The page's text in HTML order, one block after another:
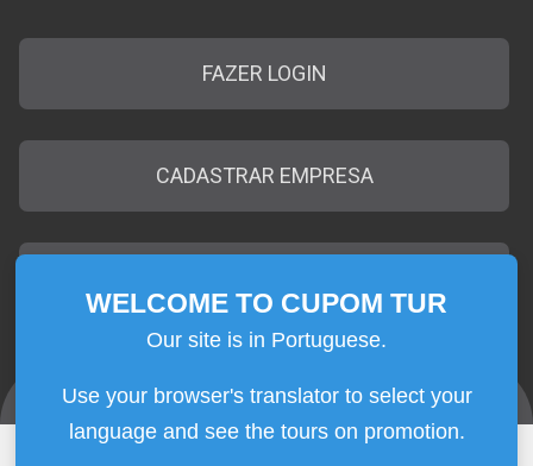
SEJA BEM-VINDO
Aqui noCUPOM TURo desconto é oferecido pela
própria empresa que realiza o passeio, sem passar
FAZER LOGIN
CADASTRAR EMPRESA
Contato |Quem Somos|Termos de Uso
WELCOME TO CUPOM TUR
Use your browser's translator to select your